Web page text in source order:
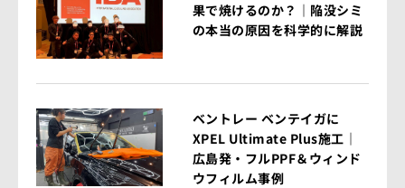
果で焼けるのか？｜陥没シミ
の本当の原因を科学的に解説
ベントレー ベンテイガに
XPEL Ultimate Plus施工｜
広島発・フルPPF＆ウィンド
ウフィルム事例